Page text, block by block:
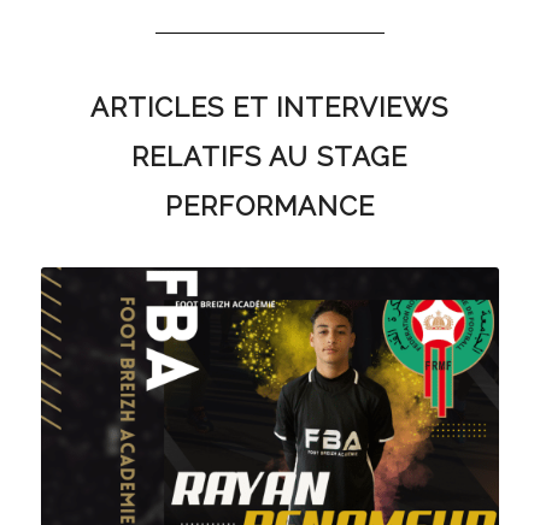
ARTICLES ET INTERVIEWS
RELATIFS AU STAGE
PERFORMANCE